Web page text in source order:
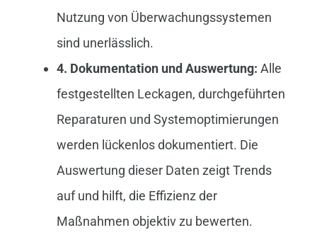
Nutzung von Überwachungssystemen
sind unerlässlich.
4. Dokumentation und Auswertung: Alle
festgestellten Leckagen, durchgeführten
Reparaturen und Systemoptimierungen
werden lückenlos dokumentiert. Die
Auswertung dieser Daten zeigt Trends
auf und hilft, die Effizienz der
Maßnahmen objektiv zu bewerten.